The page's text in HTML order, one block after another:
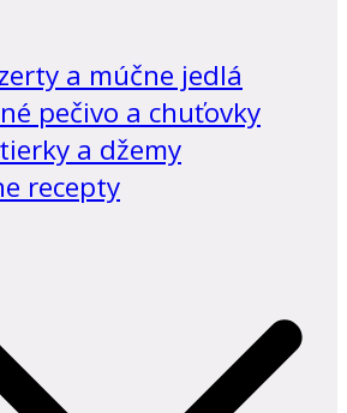
a múčne jedlá
pečivo a chuťovky
a džemy
recepty